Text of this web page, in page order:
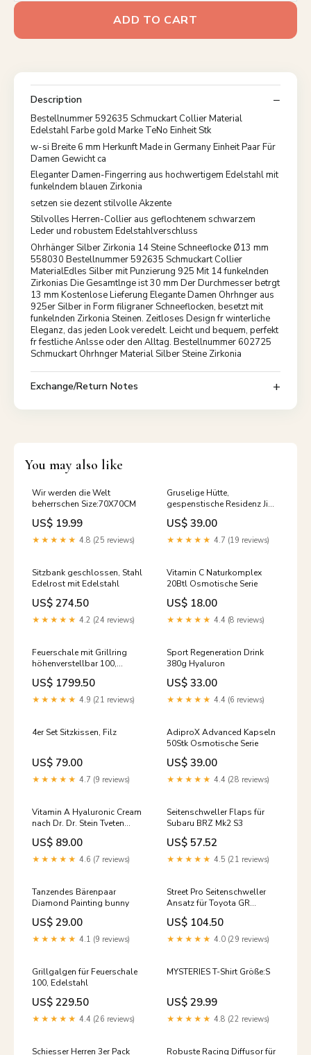
ADD TO CART
Description
Bestellnummer 592635 Schmuckart Collier Material
Edelstahl Farbe gold Marke TeNo Einheit Stk
w-si Breite 6 mm Herkunft Made in Germany Einheit Paar Für
Damen Gewicht ca
Eleganter Damen-Fingerring aus hochwertigem Edelstahl mit
funkelndem blauen Zirkonia
setzen sie dezent stilvolle Akzente
Stilvolles Herren-Collier aus geflochtenem schwarzem
Leder und robustem Edelstahlverschluss
Ohrhänger Silber Zirkonia 14 Steine Schneeflocke Ø13 mm
558030 Bestellnummer 592635 Schmuckart Collier
MaterialEdles Silber mit Punzierung 925 Mit 14 funkelnden
Zirkonias Die Gesamtlnge ist 30 mm Der Durchmesser betrgt
13 mm Kostenlose Lieferung Elegante Damen Ohrhnger aus
925er Silber in Form filigraner Schneeflocken, besetzt mit
funkelnden Zirkonia Steinen. Zeitloses Design fr winterliche
Eleganz, das jeden Look veredelt. Leicht und bequem, perfekt
fr festliche Anlsse oder den Alltag. Bestellnummer 602725
Schmuckart Ohrhnger Material Silber Steine Zirkonia
Exchange/Return Notes
You may also like
Wir werden die Welt
beherrschen Size:70X70CM
US$ 19.99
★★★★★ 4.8 (25 reviews)
Gruselige Hütte,
gespenstische Residenz Jim
Warren
US$ 39.00
★★★★★ 4.7 (19 reviews)
Sitzbank geschlossen, Stahl
Edelrost mit Edelstahl
US$ 274.50
★★★★★ 4.2 (24 reviews)
Vitamin C Naturkomplex
20Btl Osmotische Serie
US$ 18.00
★★★★★ 4.4 (8 reviews)
Feuerschale mit Grillring
höhenverstellbar 100,
Edelrost
US$ 1799.50
★★★★★ 4.9 (21 reviews)
Sport Regeneration Drink
380g Hyaluron
US$ 33.00
★★★★★ 4.4 (6 reviews)
4er Set Sitzkissen, Filz
US$ 79.00
★★★★★ 4.7 (9 reviews)
AdiproX Advanced Kapseln
50Stk Osmotische Serie
US$ 39.00
★★★★★ 4.4 (28 reviews)
Vitamin A Hyaluronic Cream
nach Dr. Dr. Stein Tveten
Osmotische Serie
US$ 89.00
★★★★★ 4.6 (7 reviews)
Seitenschweller Flaps für
Subaru BRZ Mk2 S3
US$ 57.52
★★★★★ 4.5 (21 reviews)
Tanzendes Bärenpaar
Diamond Painting bunny
US$ 29.00
★★★★★ 4.1 (9 reviews)
Street Pro Seitenschweller
Ansatz für Toyota GR
Corolla Mk12 BMW M2c F87
US$ 104.50
★★★★★ 4.0 (29 reviews)
Grillgalgen für Feuerschale
100, Edelstahl
US$ 229.50
★★★★★ 4.4 (26 reviews)
MYSTERIES T-Shirt Größe:S
US$ 29.99
★★★★★ 4.8 (22 reviews)
Schiesser Herren 3er Pack Robuste Racing Diffusor für